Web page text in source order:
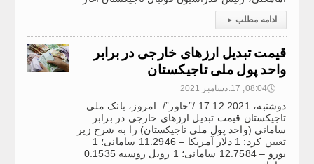
ادامه مطلب ▸
قیمت تبدیل ارزهای خارجی در برابر
واحد پول ملی تاجیکستان
🕔08:04, 17.دسامبر 2021
دوشنبه، 17.12.2021 /”خاور”/. امروز، بانک ملی
تاجیکستان قیمت تبدیل ارزهای خارجی در برابر
سامانی (واحد پول ملی تاجیکستان) را به شرح زیر
تعیین کرد: 1 دلار آمریکا – 11.2946 سامانی؛ 1
یورو – 12.7584 سامانی؛ 1 روبل روسیه 0.1535